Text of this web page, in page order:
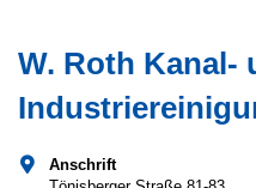
W. Roth Kanal-
Anschrift